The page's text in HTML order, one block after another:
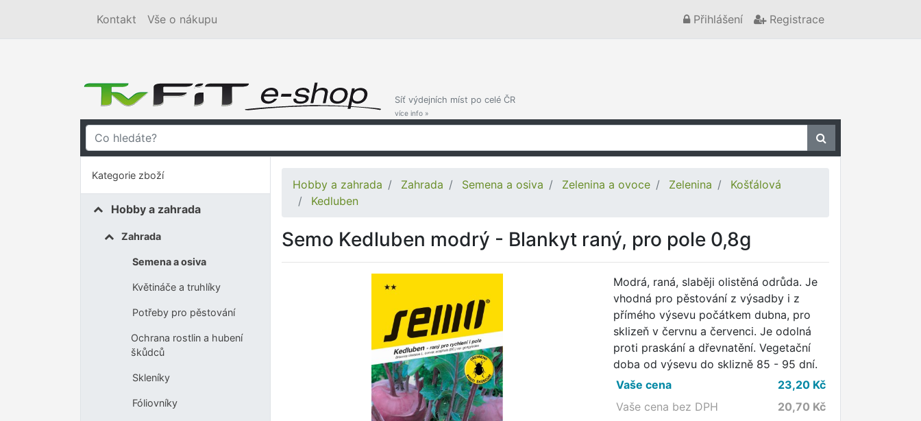
Kontakt Vše o nákupu Přihlášení Registrace
Síť výdejních míst po celé ČR
více info »
Kategorie zboží
Hobby a zahrada
Zahrada
Semena a osiva
Květináče a truhlíky
Potřeby pro pěstování
Ochrana rostlin a hubení
škůdců
Skleníky
Fóliovníky
Hobby a zahrada Zahrada Semena a osiva Zelenina a ovoce Zelenina
Košťálová
Kedluben
Semo Kedluben modrý - Blankyt raný, pro pole 0,8g
Modrá, raná, slaběji olistěná odrůda. Je
vhodná pro pěstování z výsadby i z
přímého výsevu počátkem dubna, pro
sklizeň v červnu a červenci. Je odolná
proti praskání a dřevnatění. Vegetační
doba od výsevu do sklizně 85 - 95 dní.
Vaše cena
23,20Kč
Vaše cena bez DPH
20,70 Kč